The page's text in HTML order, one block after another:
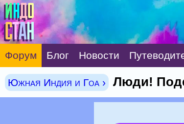
Форум Блог Новости
Южная Индия и Гоа › Люди!